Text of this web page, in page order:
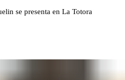
se presenta en La Totora